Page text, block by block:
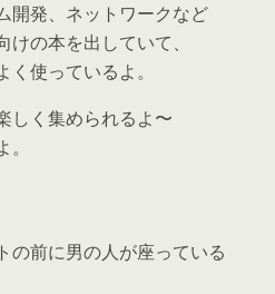
開発、ネットワークなど
の本を出していて、
使っているよ。
しく集められるよ〜
の前に男の人が座っている